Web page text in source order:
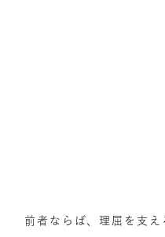
前者ならば、理屈を支